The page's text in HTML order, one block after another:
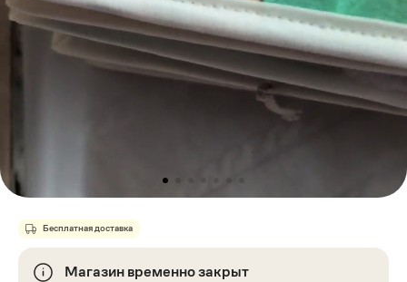
Бесплатная доставка
Магазин временно закрыт